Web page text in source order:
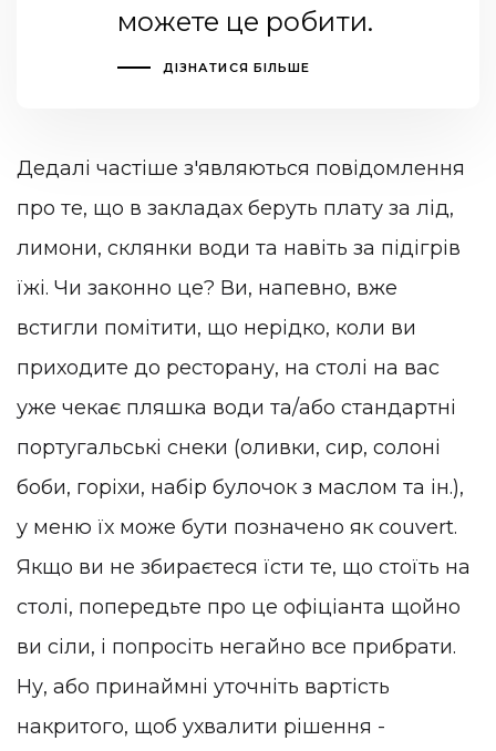
можете це робити.
ДІЗНАТИСЯ БІЛЬШЕ
Дедалі частіше з'являються повідомлення
про те, що в закладах беруть плату за лід,
лимони, склянки води та навіть за підігрів
їжі. Чи законно це? Ви, напевно, вже
встигли помітити, що нерідко, коли ви
приходите до ресторану, на столі на вас
уже чекає пляшка води та/або стандартні
португальські снеки (оливки, сир, солоні
боби, горіхи, набір булочок з маслом та ін.),
у меню їх може бути позначено як couvert.
Якщо ви не збираєтеся їсти те, що стоїть на
столі, попередьте про це офіціанта щойно
ви сіли, і попросіть негайно все прибрати.
Ну, або принаймні уточніть вартість
накритого, щоб ухвалити рішення -